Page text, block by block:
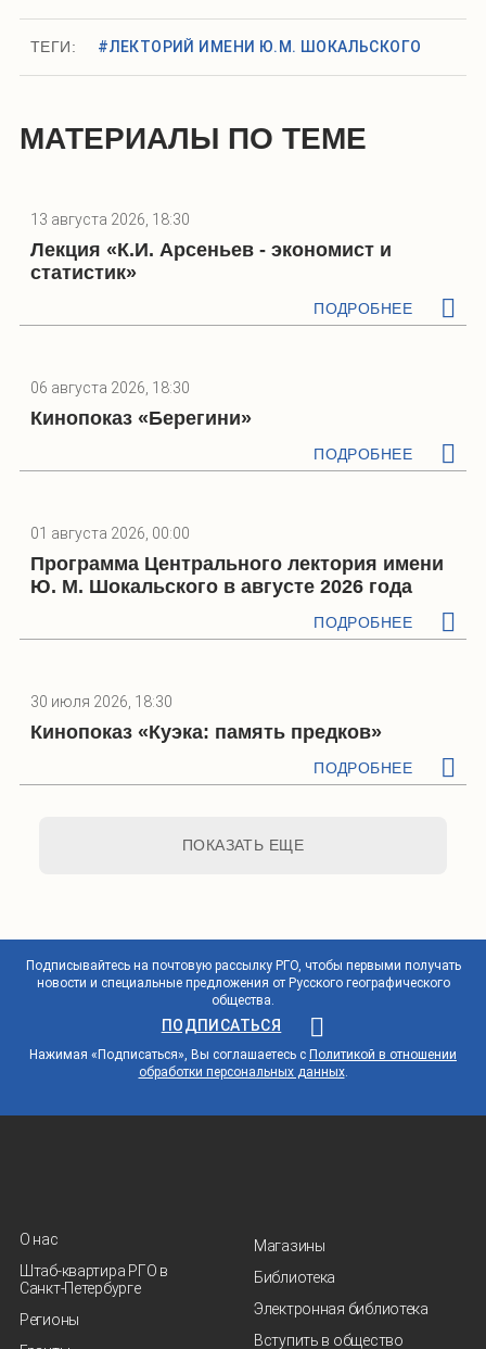
ТЕГИ: #ЛЕКТОРИЙ ИМЕНИ Ю.М. ШОКАЛЬСКОГО
МАТЕРИАЛЫ ПО ТЕМЕ
13 августа 2026, 18:30
Лекция «К.И. Арсеньев - экономист и
статистик»
ПОДРОБНЕЕ
06 августа 2026, 18:30
Кинопоказ «Берегини»
ПОДРОБНЕЕ
01 августа 2026, 00:00
Программа Центрального лектория имени
Ю. М. Шокальского в августе 2026 года
ПОДРОБНЕЕ
30 июля 2026, 18:30
Кинопоказ «Куэка: память предков»
ПОДРОБНЕЕ
ПОКАЗАТЬ ЕЩЕ
Подписывайтесь на почтовую рассылку РГО, чтобы первыми получать
новости и специальные предложения от Русского географического
общества.
ПОДПИСАТЬСЯ
Нажимая «Подписаться», Вы соглашаетесь с Политикой в отношении
обработки персональных данных.
О нас
Штаб-квартира РГО в
Санкт‑Петербурге
Регионы
Магазины
Библиотека
Электронная библиотека
Вступить в общество